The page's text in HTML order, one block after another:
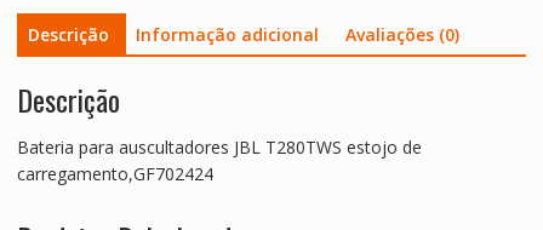
Descrição Informação adicional Avaliações (0)
Descrição
Bateria para auscultadores JBL T280TWS estojo de
carregamento,GF702424